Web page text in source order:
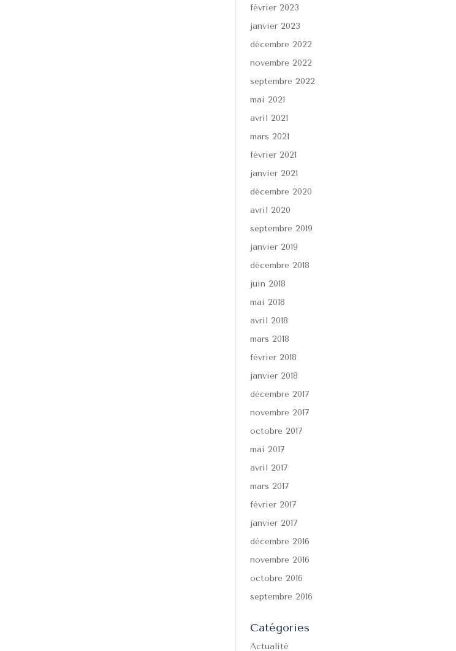
février 2023
janvier 2023
décembre 2022
novembre 2022
septembre 2022
mai 2021
avril 2021
mars 2021
février 2021
janvier 2021
décembre 2020
avril 2020
septembre 2019
janvier 2019
décembre 2018
juin 2018
mai 2018
avril 2018
mars 2018
février 2018
janvier 2018
décembre 2017
novembre 2017
octobre 2017
mai 2017
avril 2017
mars 2017
février 2017
janvier 2017
décembre 2016
novembre 2016
octobre 2016
septembre 2016
Catégories
Actualité